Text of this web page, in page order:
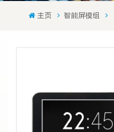
主页 智能屏模组